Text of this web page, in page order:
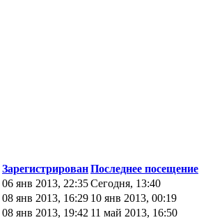
ЗарегистрированПоследнее посещение
06 янв 2013, 22:35Сегодня, 13:40
08 янв 2013, 16:29 10 янв 2013, 00:19
08 янв 2013, 19:42 11 май 2013, 16:50